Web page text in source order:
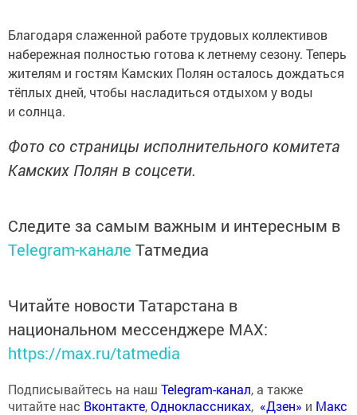
Благодаря слаженной работе трудовых коллективов
набережная полностью готова к летнему сезону. Теперь
жителям и гостям Камских Полян осталось дождаться
тёплых дней, чтобы насладиться отдыхом у воды
и солнца.
Фото со страницы исполнительного комитета
Камских Полян в соцсети.
Следите за самым важным и интересным в
Telegram-канале Татмедиа
Читайте новости Татарстана в
национальном мессенджере MАХ:
https://max.ru/tatmedia
Подписывайтесь на наш Telegram-канал, а также
читайте нас Вконтакте,Одноклассниках, «Дзен» и Макс